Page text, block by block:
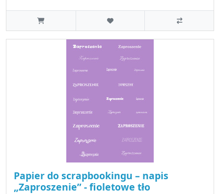
Papier do scrapbookingu – napis
„Zaproszenie” - fioletowe tło